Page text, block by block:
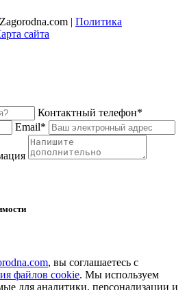
| Политика
сайта
Контактный телефон*
Email*
, вы соглашаетесь с
файлов cookie. Мы используем
для аналитики, персонализации и